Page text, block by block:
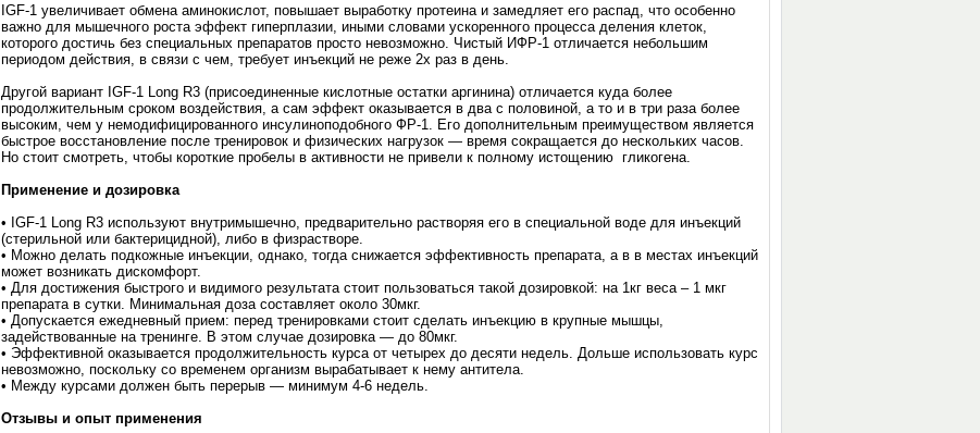
IGF-1 увеличивает обмена аминокислот, повышает выработку протеина и замедляет его распад, что особенно
важно для мышечного роста эффект гиперплазии, иными словами ускоренного процесса деления клеток,
которого достичь без специальных препаратов просто невозможно. Чистый ИФР-1 отличается небольшим
периодом действия, в связи с чем, требует инъекций не реже 2х раз в день.
Другой вариант IGF-1 Long R3 (присоединенные кислотные остатки аргинина) отличается куда более
продолжительным сроком воздействия, а сам эффект оказывается в два с половиной, а то и в три раза более
высоким, чем у немодифицированного инсулиноподобного ФР-1. Его дополнительным преимуществом является
быстрое восстановление после тренировок и физических нагрузок — время сокращается до нескольких часов.
Но стоит смотреть, чтобы короткие пробелы в активности не привели к полному истощению гликогена.
Применение и дозировка
• IGF-1 Long R3 используют внутримышечно, предварительно растворяя его в специальной воде для инъекций
(стерильной или бактерицидной), либо в физрастворе.
• Можно делать подкожные инъекции, однако, тогда снижается эффективность препарата, а в в местах инъекций
может возникать дискомфорт.
• Для достижения быстрого и видимого результата стоит пользоваться такой дозировкой: на 1кг веса – 1 мкг
препарата в сутки. Минимальная доза составляет около 30мкг.
• Допускается ежедневный прием: перед тренировками стоит сделать инъекцию в крупные мышцы,
задействованные на тренинге. В этом случае дозировка — до 80мкг.
• Эффективной оказывается продолжительность курса от четырех до десяти недель. Дольше использовать курс
невозможно, поскольку со временем организм вырабатывает к нему антитела.
• Между курсами должен быть перерыв — минимум 4-6 недель.
Отзывы и опыт применения